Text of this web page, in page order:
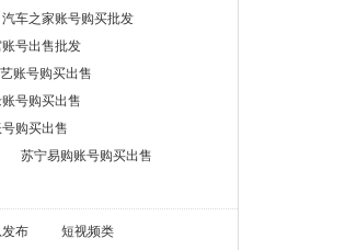
汽车之家账号购买批发
号出售批发
账号购买出售
号购买出售
购买出售
苏宁易购账号购买出售
布
短视频类